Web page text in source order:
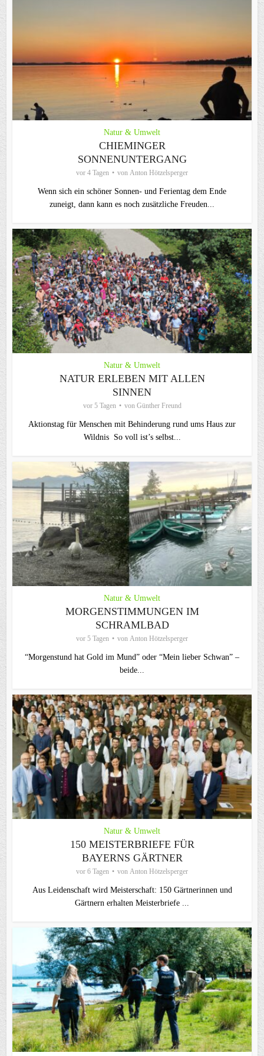
Natur & Umwelt
CHIEMINGER
SONNENUNTERGANG
vor 4 Tagen von Anton Hötzelsperger
Wenn sich ein schöner Sonnen- und Ferientag dem Ende
zuneigt, dann kann es noch zusätzliche Freuden...
Natur & Umwelt
NATUR ERLEBEN MIT ALLEN
SINNEN
vor 5 Tagen von Günther Freund
Aktionstag für Menschen mit Behinderung rund ums Haus zur
Wildnis So voll ist’s selbst...
Natur & Umwelt
MORGENSTIMMUNGEN IM
SCHRAMLBAD
vor 5 Tagen von Anton Hötzelsperger
“Morgenstund hat Gold im Mund” oder “Mein lieber Schwan” –
beide...
Natur & Umwelt
150 MEISTERBRIEFE FÜR
BAYERNS GÄRTNER
vor 6 Tagen von Anton Hötzelsperger
Aus Leidenschaft wird Meisterschaft: 150 Gärtnerinnen und
Gärtnern erhalten Meisterbriefe ...